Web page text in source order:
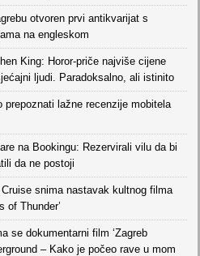
otvoren prvi antikvarijat s
na engleskom
King: Horor-priče najviše cijene
ljudi. Paradoksalno, ali istinito
prepoznati lažne recenzije mobitela
na Bookingu: Rezervirali vilu da bi
da ne postoji
Cruise snima nastavak kultnog filma
of Thunder’
se dokumentarni film ‘Zagreb
– Kako je počeo rave u mom